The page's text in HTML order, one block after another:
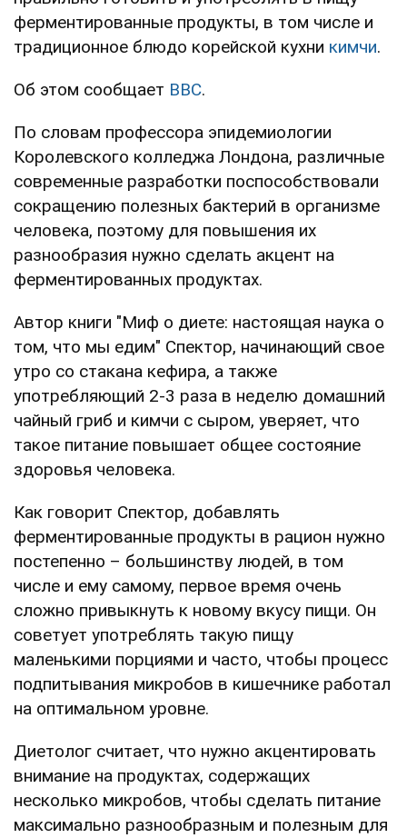
ферментированные продукты, в том числе и
традиционное блюдо корейской кухни кимчи.
Об этом сообщает BBC.
По словам профессора эпидемиологии
Королевского колледжа Лондона, различные
современные разработки поспособствовали
сокращению полезных бактерий в организме
человека, поэтому для повышения их
разнообразия нужно сделать акцент на
ферментированных продуктах.
Автор книги "Миф о диете: настоящая наука о
том, что мы едим" Спектор, начинающий свое
утро со стакана кефира, а также
употребляющий 2-3 раза в неделю домашний
чайный гриб и кимчи с сыром, уверяет, что
такое питание повышает общее состояние
здоровья человека.
Как говорит Спектор, добавлять
ферментированные продукты в рацион нужно
постепенно – большинству людей, в том
числе и ему самому, первое время очень
сложно привыкнуть к новому вкусу пищи. Он
советует употреблять такую пищу
маленькими порциями и часто, чтобы процесс
подпитывания микробов в кишечнике работал
на оптимальном уровне.
Диетолог считает, что нужно акцентировать
внимание на продуктах, содержащих
несколько микробов, чтобы сделать питание
максимально разнообразным и полезным для